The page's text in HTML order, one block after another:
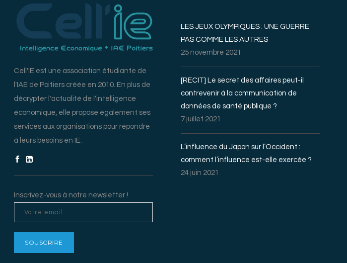
Cell'IE est une association étudiante de
l'IAE de Poitiers créée en 2010. En plus de
décrypter l'actualité de l'intelligence
économique, elle propose également ses
services aux organisations pour répondre
à leurs besoins en IE.
Inscrivez-vous à notre newsletter !
LES JEUX OLYMPIQUES : UNE GUERRE
PAS COMME LES AUTRES
25 novembre 2021
[RECIT] Le secret des affaires peut-il
contrevenir à la communication de
données de santé publique ?
7 juillet 2021
L’influence du Japon sur l’Occident :
comment l’influence est-elle exercée ?
24 juin 2021